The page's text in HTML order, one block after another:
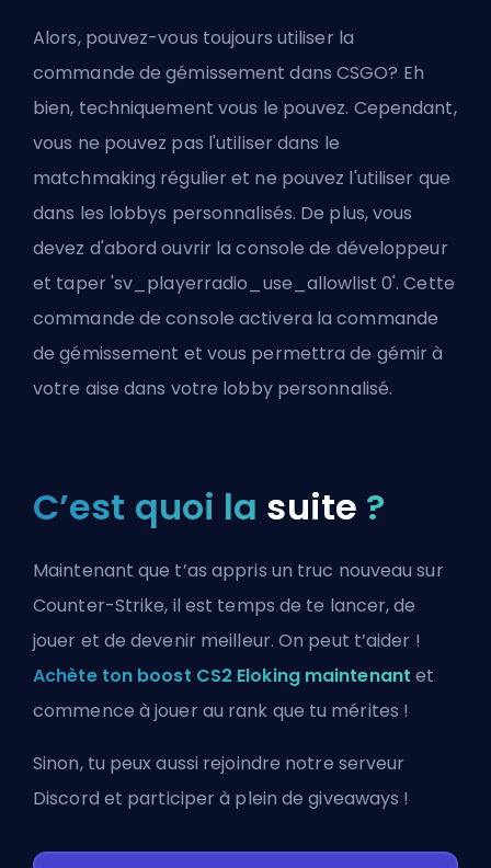
Alors, pouvez-vous toujours utiliser la
commande de gémissement dans CSGO? Eh
bien, techniquement vous le pouvez. Cependant,
vous ne pouvez pas l'utiliser dans le
matchmaking régulier et ne pouvez l'utiliser que
dans les lobbys personnalisés. De plus, vous
devez d'abord ouvrir la console de développeur
et taper 'sv_playerradio_use_allowlist 0'. Cette
commande de console activera la commande
de gémissement et vous permettra de gémir à
votre aise dans votre lobby personnalisé.
C’est quoi la suite ?
Maintenant que t’as appris un truc nouveau sur
Counter-Strike, il est temps de te lancer, de
jouer et de devenir meilleur. On peut t’aider !
Achète ton boost CS2 Eloking maintenant et
commence à jouer au rank que tu mérites !
Sinon, tu peux aussi rejoindre notre serveur
Discord et participer à plein de giveaways !